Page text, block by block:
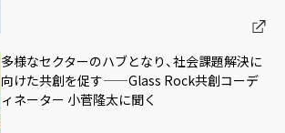
多様なセクターのハブとなり、社会課題解決に
向けた共創を促す——Glass Rock共創コーデ
ィネーター 小菅隆太に聞く